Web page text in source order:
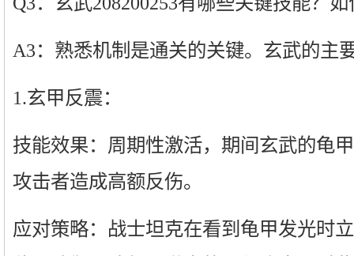
A3：熟悉机制是通关的关键。玄武的主
1.玄甲反震：
技能效果：周期性激活，期间玄武的龟
攻击者造成高额反伤。
应对策略：战士坦克在看到龟甲发光时